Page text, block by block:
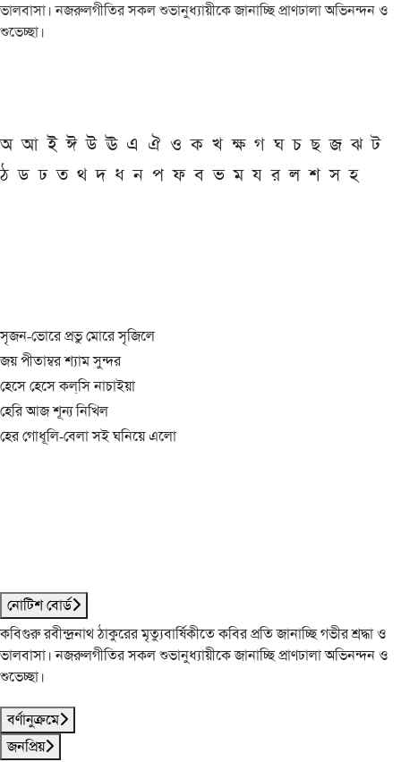
ভালবাসা। নজরুলগীতির সকল শুভানুধ্যায়ীকে জানাচ্ছি প্রাণঢালা অভিনন্দন ও
শুভেচ্ছা।
অ আ ই ঈ উ ঊ এ ঐ ও ক খ ক্ষ গ ঘ চ ছ জ ঝ ট
ঠ ড ঢ ত থ দ ধ ন প ফ ব ভ ম য র ল শ স হ
সৃজন-ভোরে প্রভু মোরে সৃজিলে
জয় পীতাম্বর শ্যাম সুন্দর
হেসে হেসে কল্‌সি নাচাইয়া
হেরি আজ শূন্য নিখিল
হের গোধূলি-বেলা সই ঘনিয়ে এলো
নোটিশ বোর্ড
কবিগুরু রবীন্দ্রনাথ ঠাকুরের মৃত্যুবার্ষিকীতে কবির প্রতি জানাচ্ছি গভীর শ্রদ্ধা ও
ভালবাসা। নজরুলগীতির সকল শুভানুধ্যায়ীকে জানাচ্ছি প্রাণঢালা অভিনন্দন ও
শুভেচ্ছা।
বর্ণানুক্রমে
জনপ্রিয়